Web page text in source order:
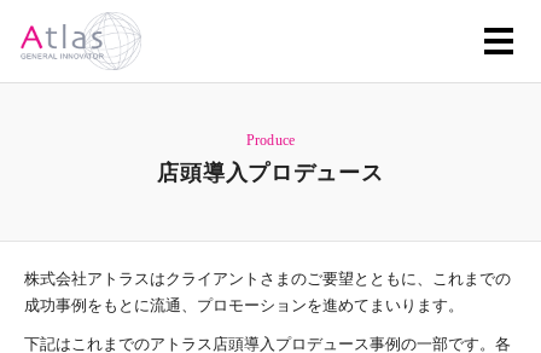
Produce
店頭導入プロデュース
株式会社アトラスはクライアントさまのご要望とともに、これまでの
成功事例をもとに流通、プロモーションを進めてまいります。
下記はこれまでのアトラス店頭導入プロデュース事例の一部です。各